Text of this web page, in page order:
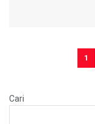
1
Cari